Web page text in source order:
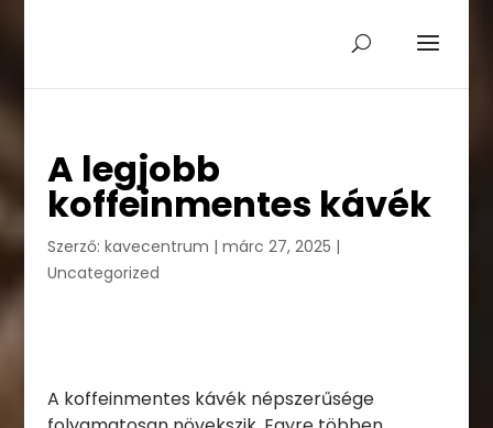
A legjobb
koffeinmentes kávék
Szerző: kavecentrum | márc 27, 2025 |
Uncategorized
A koffeinmentes kávék népszerűsége